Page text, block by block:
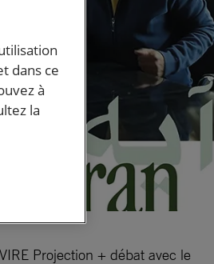
Projection + débat avec le
dans ce
à
la